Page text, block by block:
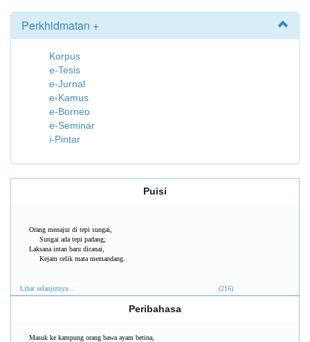
Perkhidmatan +
Korpus
e-Tesis
e-Jurnal
e-Kamus
e-Borneo
e-Seminar
i-Pintar
Puisi
Orang menajur di tepi sungai,
Sungai ada tepi padang;
Laksana intan baru dicanai,
Kejam celik mata memandang.
Lihat selanjutnya... (216)
Peribahasa
Masuk ke kampung orang bawa ayam betina,